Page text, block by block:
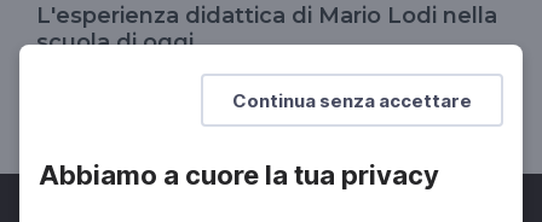
Continua senza accettare
Abbiamo a cuore la tua privacy
L'esperienza didattica di Mario Lodi nella
scuola di oggi
Marco Rossi Doria, presidente I.S. "Con i bambini"
SCUOLA PRIMARIA